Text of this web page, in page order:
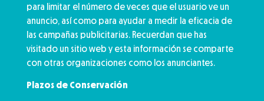
para limitar el número de veces que el usuario ve un
anuncio, así como para ayudar a medir la eficacia de
las campañas publicitarias. Recuerdan que has
visitado un sitio web y esta información se comparte
con otras organizaciones como los anunciantes.
Plazos de Conservación